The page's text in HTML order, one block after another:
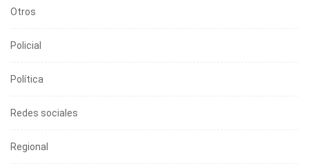
Otros
Policial
Política
Redes sociales
Regional